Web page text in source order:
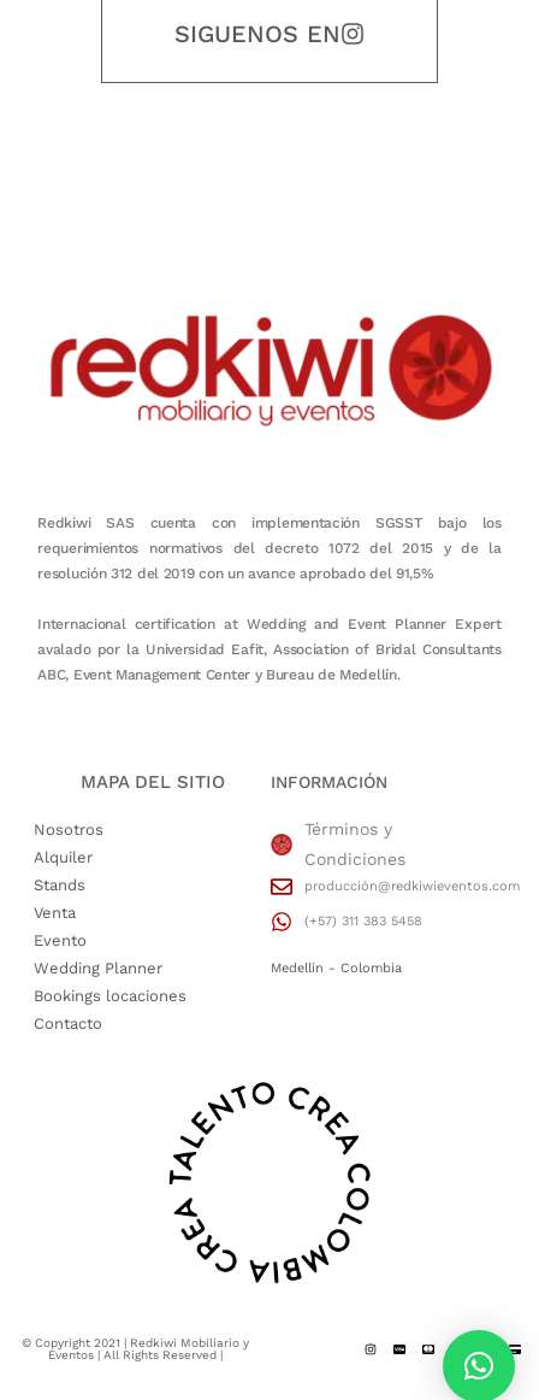
SIGUENOS EN
Redkiwi SAS cuenta con implementación SGSST bajo los
requerimientos normativos del decreto 1072 del 2015 y de la
resolución 312 del 2019 con un avance aprobado del 91,5%
Internacional certification at Wedding and Event Planner Expert
avalado por la Universidad Eafit, Association of Bridal Consultants
ABC, Event Management Center y Bureau de Medellín.
MAPA DEL SITIO
Nosotros
Alquiler
Stands
Venta
Evento
Wedding Planner
Bookings locaciones
Contacto
INFORMACIÓN
Términos y
Condiciones
producción@redkiwieventos.com
(+57) 311 383 5458
Medellin - Colombia
© Copyright 2021 | Redkiwi Mobiliario y
Eventos | All Rights Reserved |